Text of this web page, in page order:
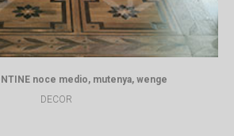
noce medio, mutenya, wenge
DECOR